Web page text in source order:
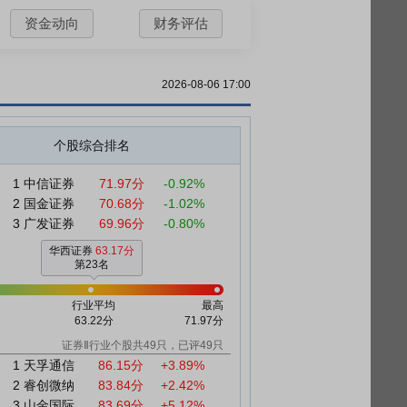
资金动向 财务评估
2026-08-06 17:00
个股综合排名
1 中信证券 71.97分
-0.92%
2 国金证券 70.68分
-1.02%
3 广发证券 69.96分 -0.80%
华西证券 63.17分
第23名
行业平均
63.22分
最高
71.97分
证券Ⅱ行业个股共49只，已评49只
1 天孚通信 86.15分
+3.89%
2 睿创微纳 83.84分
+2.42%